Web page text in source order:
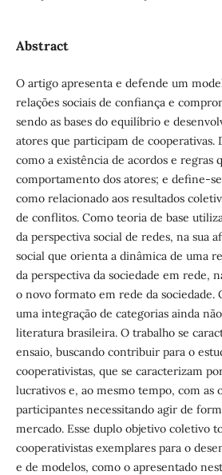
Abstract
O artigo apresenta e defende um
relações sociais de confiança e
sendo as bases do equilíbrio e
atores que participam de
como a existência de acordos e regras
comportamento dos atores; e define-
como relacionado aos resultados
de conflitos. Como teoria de base
da perspectiva social de redes, na sua
social que orienta a dinâmica de uma
da perspectiva da sociedade em rede,
o novo formato em rede da sociedade.
uma integração de categorias ainda
literatura brasileira. O trabalho se
ensaio, buscando contribuir para o
cooperativistas, que se caracterizam
lucrativos e, ao mesmo tempo, com as
participantes necessitando agir de
mercado. Esse duplo objetivo coletivo
cooperativistas exemplares para o
e de modelos, como o apresentado